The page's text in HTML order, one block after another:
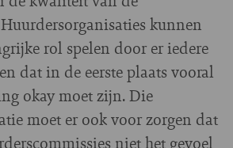
kunnen
rol spelen door er iedere
dat in de eerste plaats vooral
okay moet zijn. Die
moet er ook voor zorgen dat
niet het gevoel